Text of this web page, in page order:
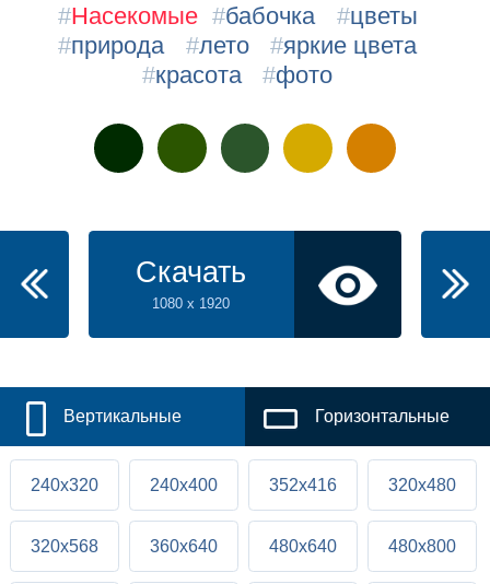
#Насекомые #бабочка #цветы
#природа #лето #яркие цвета
#красота #фото
Скачать
1080 x 1920
Вертикальные Горизонтальные
240x320 240x400 352x416 320x480
320x568 360x640 480x640 480x800